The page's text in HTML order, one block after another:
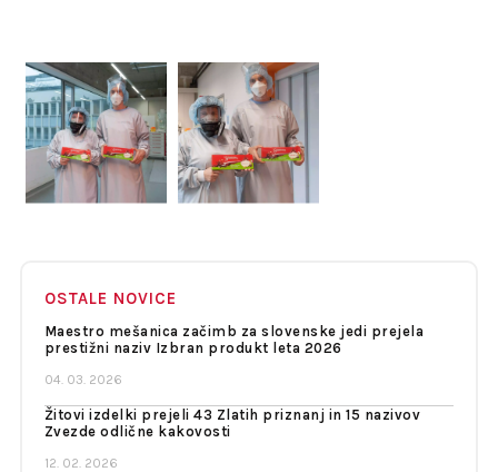
OSTALE NOVICE
Maestro mešanica začimb za slovenske jedi prejela
prestižni naziv Izbran produkt leta 2026
04. 03. 2026
Žitovi izdelki prejeli 43 Zlatih priznanj in 15 nazivov
Zvezde odlične kakovosti
12. 02. 2026